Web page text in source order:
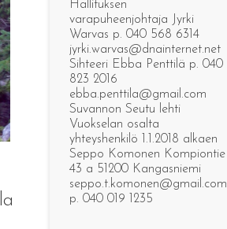
Hallituksen
varapuheenjohtaja Jyrki
Warvas p. 040 568 6314
jyrki.warvas@dnainternet.net
Sihteeri Ebba Penttilä p. 040
823 2016
ebba.penttila@gmail.com
Suvannon Seutu lehti
Vuokselan osalta
yhteyshenkilö 1.1.2018 alkaen
Seppo Komonen Kompiontie
43 a 51200 Kangasniemi
seppo.t.komonen@gmail.com
p. 040 019 1235